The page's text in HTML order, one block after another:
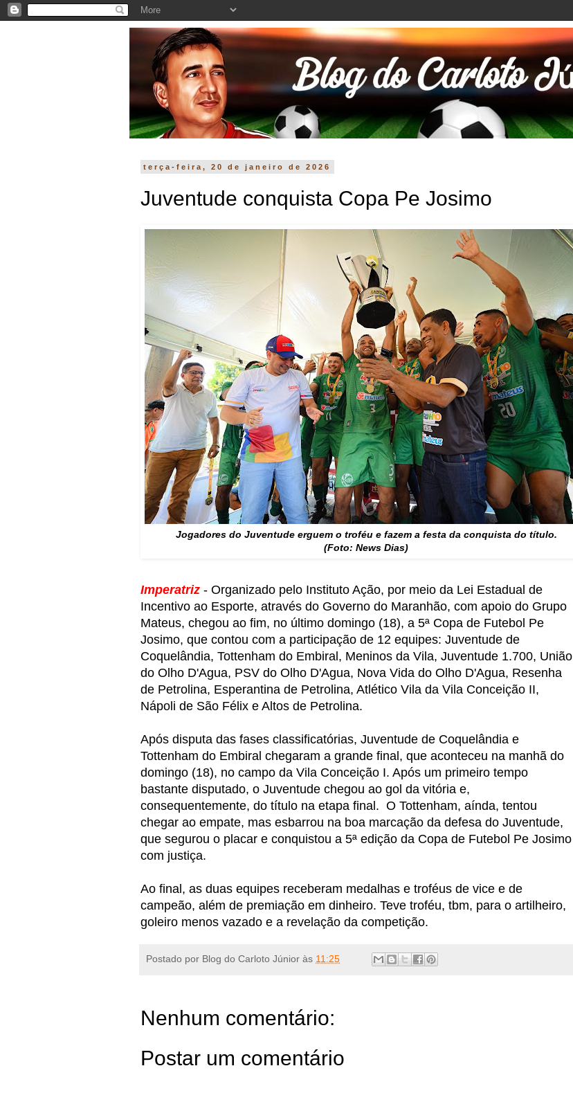
terça-feira, 20 de janeiro de 2026
Juventude conquista Copa Pe Josimo
Jogadores do Juventude erguem o troféu e fazem a festa da conquista do título.
(Foto: News Dias)
Imperatriz - Organizado pelo Instituto Ação, por meio da Lei Estadual de
Incentivo ao Esporte, através do Governo do Maranhão, com apoio do Grupo
Mateus, chegou ao fim, no último domingo (18), a 5ª Copa de Futebol Pe
Josimo, que contou com a participação de 12 equipes: Juventude de
Coquelândia, Tottenham do Embiral, Meninos da Vila, Juventude 1.700, União
do Olho D'Agua, PSV do Olho D'Agua, Nova Vida do Olho D'Agua, Resenha
de Petrolina, Esperantina de Petrolina, Atlético Vila da Vila Conceição II,
Nápoli de São Félix e Altos de Petrolina.
Após disputa das fases classificatórias, Juventude de Coquelândia e
Tottenham do Embiral chegaram a grande final, que aconteceu na manhã do
domingo (18), no campo da Vila Conceição I. Após um primeiro tempo
bastante disputado, o Juventude chegou ao gol da vitória e,
consequentemente, do título na etapa final. O Tottenham, aínda, tentou
chegar ao empate, mas esbarrou na boa marcação da defesa do Juventude,
que segurou o placar e conquistou a 5ª edição da Copa de Futebol Pe Josimo
com justiça.
Ao final, as duas equipes receberam medalhas e troféus de vice e de
campeão, além de premiação em dinheiro. Teve troféu, tbm, para o artilheiro,
goleiro menos vazado e a revelação da competição.
Postado por Blog do Carloto Júnior às 11:25
Nenhum comentário:
Postar um comentário